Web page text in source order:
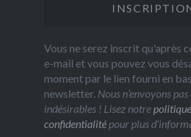
Vous ne serez inscrit qu'après
e-mail et vous pouvez vous
moment par le lien fourni en
newsletter. Nous n’envoyons pas
indésirables ! Lisez notre
confidentialitépour plus